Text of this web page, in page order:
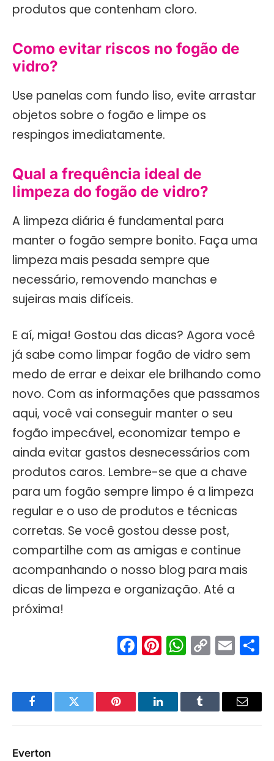
produtos que contenham cloro.
Como evitar riscos no fogão de
vidro?
Use panelas com fundo liso, evite arrastar
objetos sobre o fogão e limpe os
respingos imediatamente.
Qual a frequência ideal de
limpeza do fogão de vidro?
A limpeza diária é fundamental para
manter o fogão sempre bonito. Faça uma
limpeza mais pesada sempre que
necessário, removendo manchas e
sujeiras mais difíceis.
E aí, miga! Gostou das dicas? Agora você
já sabe como limpar fogão de vidro sem
medo de errar e deixar ele brilhando como
novo. Com as informações que passamos
aqui, você vai conseguir manter o seu
fogão impecável, economizar tempo e
ainda evitar gastos desnecessários com
produtos caros. Lembre-se que a chave
para um fogão sempre limpo é a limpeza
regular e o uso de produtos e técnicas
corretas. Se você gostou desse post,
compartilhe com as amigas e continue
acompanhando o nosso blog para mais
dicas de limpeza e organização. Até a
próxima!
Facebook
Pinterest
Copy
Link
FacebookTwitter Pinterest LinkedInTumblr Email
Everton